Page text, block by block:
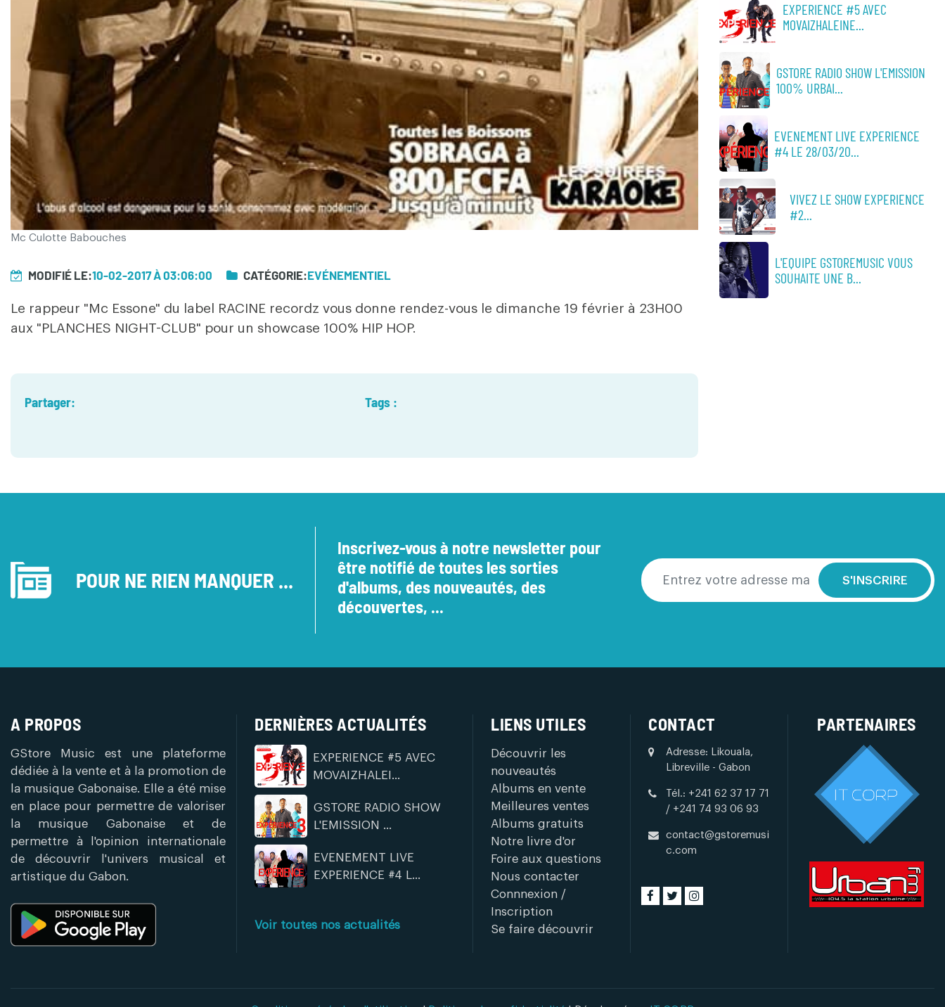
Mc Culotte Babouches
MODIFIÉ LE:10-02-2017 À 03:06:00 CATÉGORIE:EVÉNEMENTIEL
Le rappeur "Mc Essone" du label RACINE recordz vous donne rendez-vous le dimanche 19 février à 23H00
aux "PLANCHES NIGHT-CLUB" pour un showcase 100% HIP HOP.
Partager: Tags :
EXPERIENCE #5 AVEC
MOVAIZHALEINE...
GSTORE RADIO SHOW L'EMISSION
100% URBAI...
EVENEMENT LIVE EXPERIENCE
#4 LE 28/03/20...
VIVEZ LE SHOW EXPERIENCE
#2...
L'EQUIPE GSTOREMUSIC VOUS
SOUHAITE UNE B...
POUR NE RIEN MANQUER ...
Inscrivez-vous à notre newsletter pour
être notifié de toutes les sorties
d'albums, des nouveautés, des
découvertes, ...
S'INSCRIRE
A PROPOS
GStore Music est une plateforme
dédiée à la vente et à la promotion de
la musique Gabonaise. Elle a été mise
en place pour permettre de valoriser
la musique Gabonaise et de
permettre à l'opinion internationale
de découvrir l'univers musical et
artistique du Gabon.
DERNIÈRES ACTUALITÉS
EXPERIENCE #5 AVEC
MOVAIZHALEI...
GSTORE RADIO SHOW
L'EMISSION ...
EVENEMENT LIVE
EXPERIENCE #4 L...
Voir toutes nos actualités
LIENS UTILES
Découvrir les
nouveautés
Albums en vente
Meilleures ventes
Albums gratuits
Notre livre d'or
Foire aux questions
Nous contacter
Connnexion /
Inscription
Se faire découvrir
CONTACT
Adresse: Likouala,
Libreville - Gabon
Tél.: +241 62 37 17 71
/ +241 74 93 06 93
contact@gstoremusi
c.com
PARTENAIRES